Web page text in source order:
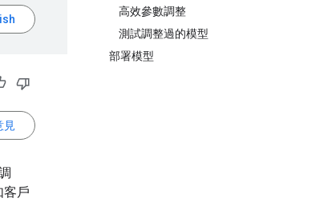
高效參數調整
測試調整過的模型
部署模型
見
客戶